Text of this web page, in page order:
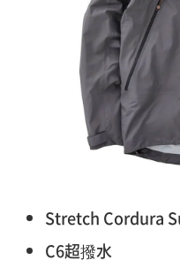
Stretch Cordura
C6超撥水